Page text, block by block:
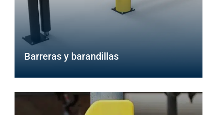
Barreras y barandillas